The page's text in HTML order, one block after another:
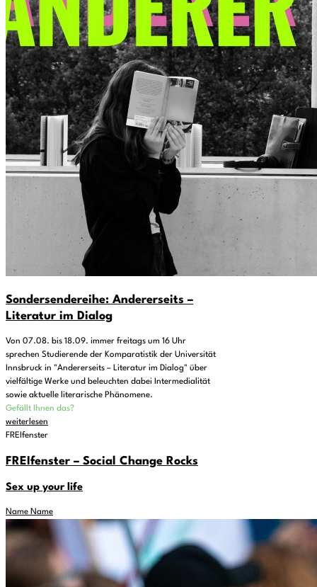
Sondersendereihe: Andererseits –
Literatur im Dialog
Von 07.08. bis 18.09. immer freitags um 16 Uhr
sprechen Studierende der Komparatistik der Universität
Innsbruck in "Andererseits – Literatur im Dialog" über
vielfältige Werke und beleuchten dabei Intermedialität
sowie aktuelle literarische Phänomene.
Gefällt Ihnen das?
weiterlesen
FREIfenster
FREIfenster – Social Change Rocks
Sex up your life
Name Name